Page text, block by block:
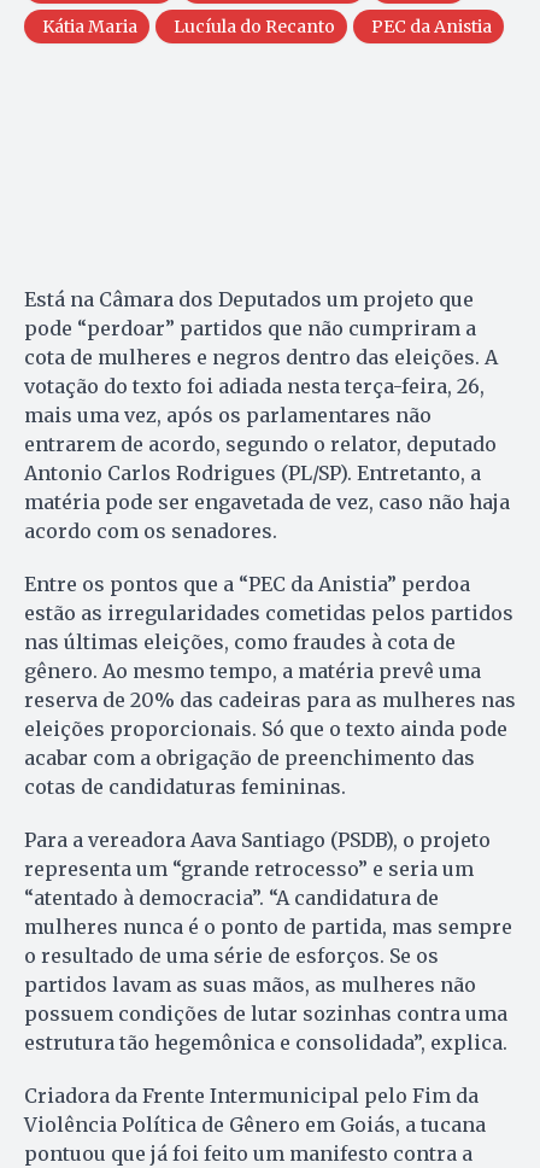
Kátia Maria
Lucíula do Recanto PEC da Anistia
Está na Câmara dos Deputados um projeto que
pode “perdoar” partidos que não cumpriram a
cota de mulheres e negros dentro das eleições. A
votação do texto foi adiada nesta terça-feira, 26,
mais uma vez, após os parlamentares não
entrarem de acordo, segundo o relator, deputado
Antonio Carlos Rodrigues (PL/SP). Entretanto, a
matéria pode ser engavetada de vez, caso não haja
acordo com os senadores.
Entre os pontos que a “PEC da Anistia” perdoa
estão as irregularidades cometidas pelos partidos
nas últimas eleições, como fraudes à cota de
gênero. Ao mesmo tempo, a matéria prevê uma
reserva de 20% das cadeiras para as mulheres nas
eleições proporcionais. Só que o texto ainda pode
acabar com a obrigação de preenchimento das
cotas de candidaturas femininas.
Para a vereadora Aava Santiago (PSDB), o projeto
representa um “grande retrocesso” e seria um
“atentado à democracia”. “A candidatura de
mulheres nunca é o ponto de partida, mas sempre
o resultado de uma série de esforços. Se os
partidos lavam as suas mãos, as mulheres não
possuem condições de lutar sozinhas contra uma
estrutura tão hegemônica e consolidada”, explica.
Criadora da Frente Intermunicipal pelo Fim da
Violência Política de Gênero em Goiás, a tucana
pontuou que já foi feito um manifesto contra a